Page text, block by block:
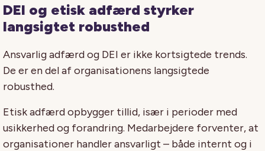
DEI og etisk adfærd styrker
langsigtet robusthed
Ansvarlig adfærd og DEI er ikke kortsigtede trends.
De er en del af organisationens langsigtede
robusthed.
Etisk adfærd opbygger tillid, især i perioder med
usikkerhed og forandring. Medarbejdere forventer, at
organisationer handler ansvarligt – både internt og i